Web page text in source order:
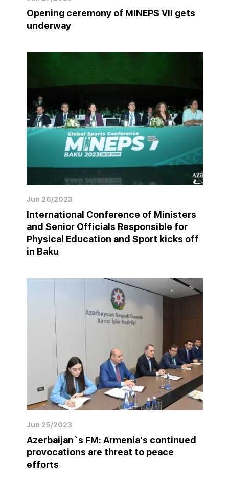
Opening ceremony of MINEPS VII gets
underway
Jun 26/2023
International Conference of Ministers
and Senior Officials Responsible for
Physical Education and Sport kicks off
in Baku
Jun 25/2023
Azerbaijan`s FM: Armenia's continued
provocations are threat to peace
efforts